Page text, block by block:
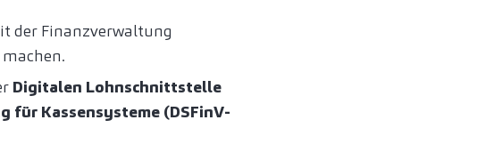
der Finanzverwaltung
Digitalen Lohnschnittstelle
Kassensysteme (DSFinV-